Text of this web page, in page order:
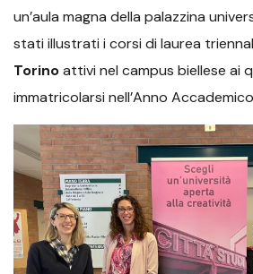
un’aula magna della palazzina
stati illustrati i corsi di laurea
Torinoattivi nel campus biellese ai
immatricolarsi nell’Anno